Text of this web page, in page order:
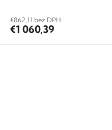
€862,11 bez DPH
€1 060,39